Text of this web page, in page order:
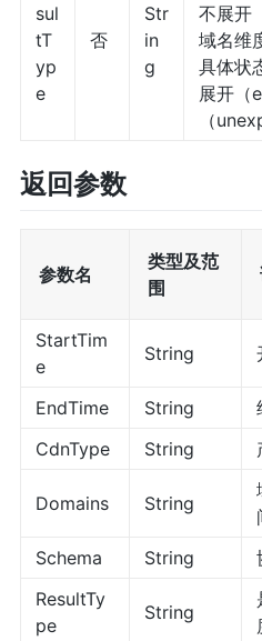
sul
tT
yp
e
否
Str
in
g
不展开
域名维
具体状
展开（
（
返回参数
参数名
类型及范
围
StartTim
e
String
EndTime String
CdnType
String
Domains String
Schema
String
ResultTy
pe
String